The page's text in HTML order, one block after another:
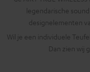
legendarische
designelementen
Wil je een individuele
Dan zien wij